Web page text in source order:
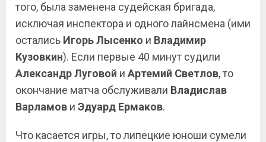
того, была заменена судейская бригада,
исключая инспектора и одного лайнсмена (ими
остались Игорь Лысенко и Владимир
Кузовкин). Если первые 40 минут судили
Александр Луговой и Артемий Светлов, то
окончание матча обслуживали Владислав
Варламов и Эдуард Ермаков.
Что касается игры, то липецкие юноши сумели